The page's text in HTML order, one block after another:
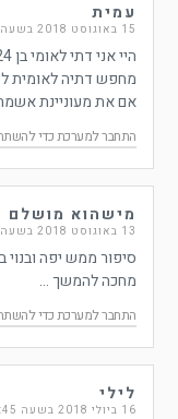
עמית
15 באוגוסט 2018 בשעה 10:52 am
היי אני דתי לאומי בן 24.
מחפש דתיה לאומית
אם את מעוניינת
התחבר למערכת כדי
מישהוא מושלם
13 באוגוסט 2018 בשעה 12:40 am
סיפור ממש יפה ובנוי
מחכה להמשך …
התחבר למערכת כדי
לילי
16 ביולי 2018 בשעה 1:45 am